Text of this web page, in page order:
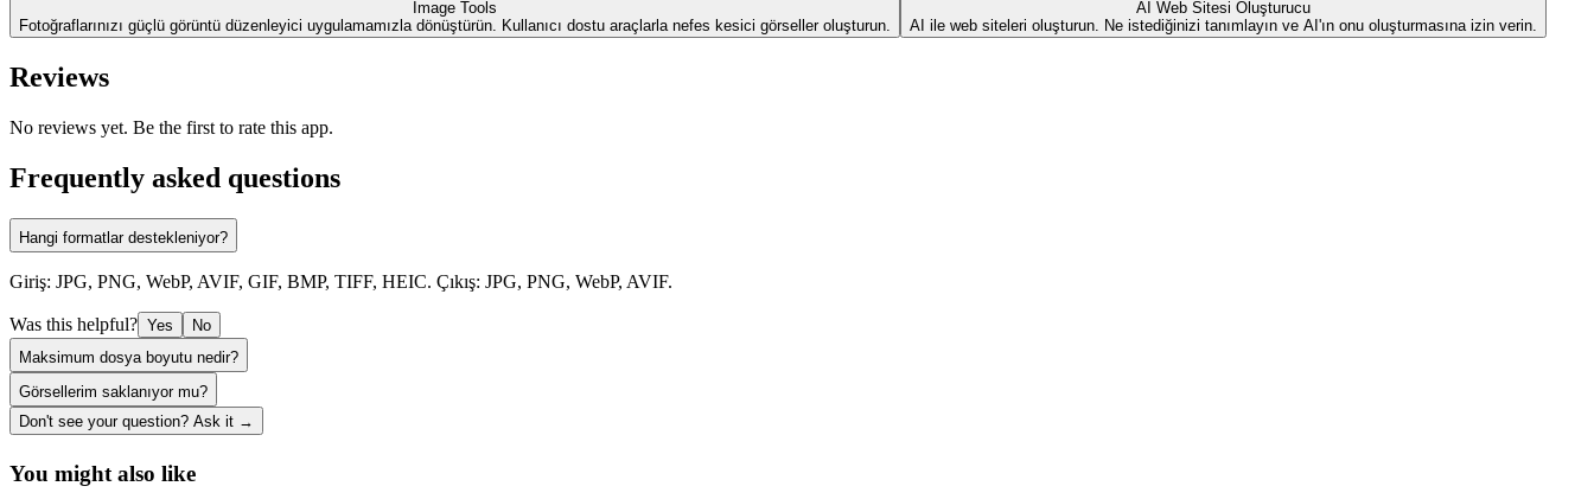
Image Tools
Fotoğraflarınızı güçlü görüntü düzenleyici uygulamamızla dönüştürün. Kullanıcı dostu araçlarla nefes kesici görseller oluşturun.
AI Web Sitesi Oluşturucu
AI ile web siteleri oluşturun. Ne istediğinizi tanımlayın ve AI'ın onu oluşturmasına izin verin.
Reviews
No reviews yet. Be the first to rate this app.
Frequently asked questions
Hangi formatlar destekleniyor?
Giriş: JPG, PNG, WebP, AVIF, GIF, BMP, TIFF, HEIC. Çıkış: JPG, PNG, WebP, AVIF.
Was this helpful? Yes
No
Maksimum dosya boyutu nedir?
Görsellerim saklanıyor mu?
Don't see your question? Ask it →
You might also like